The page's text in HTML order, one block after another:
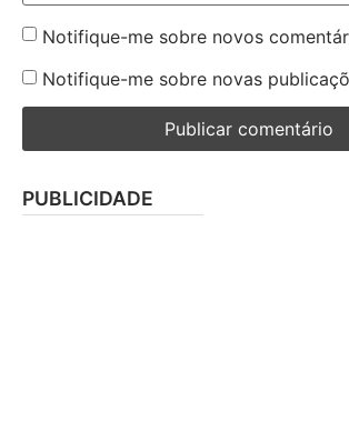
Notifique-me sobre novos
Notifique-me sobre novas
PUBLICIDADE